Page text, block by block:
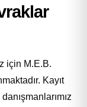
için M.E.B.
Kayıt
danışmanlarımız